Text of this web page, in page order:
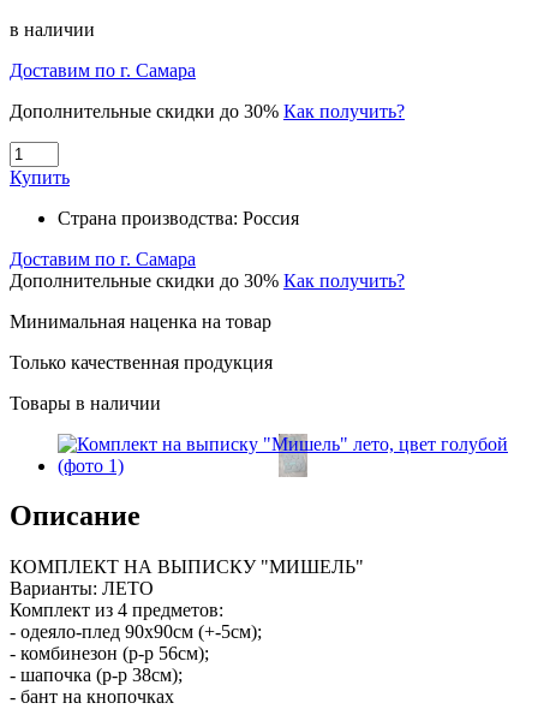
в наличии
Доставим по г. Самара
Дополнительные скидки до 30% Как получить?
Купить
Страна производства: Россия
Доставим по г. Самара
Дополнительные скидки до 30% Как получить?
Минимальная наценка на товар
Только качественная продукция
Товары в наличии
Описание
КОМПЛЕКТ НА ВЫПИСКУ "МИШЕЛЬ"
Варианты: ЛЕТО
Комплект из 4 предметов:
- одеяло-плед 90х90см (+-5см);
- комбинезон (р-р 56см);
- шапочка (р-р 38см);
- бант на кнопочках